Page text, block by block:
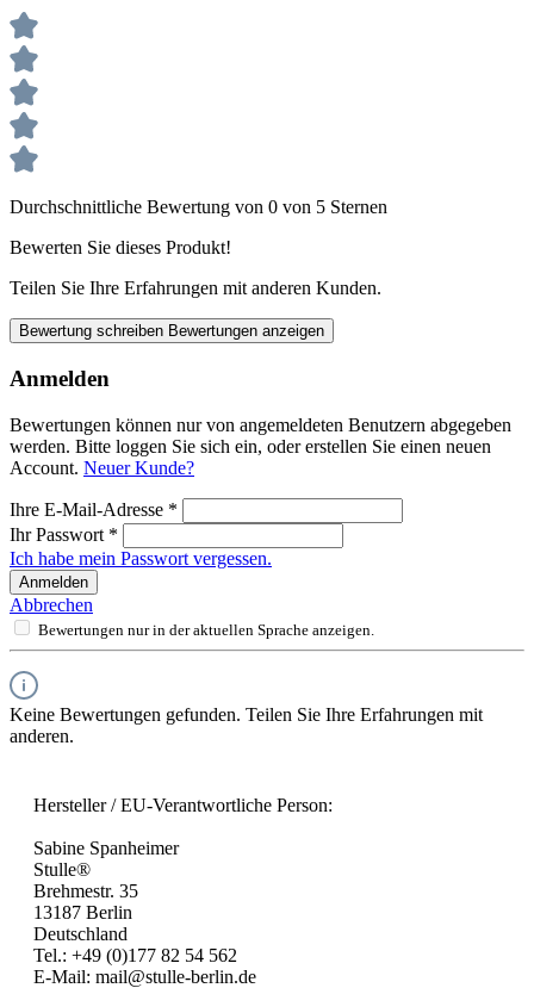
Durchschnittliche Bewertung von 0 von 5 Sternen
Bewerten Sie dieses Produkt!
Teilen Sie Ihre Erfahrungen mit anderen Kunden.
Bewertung schreiben Bewertungen anzeigen
Anmelden
Bewertungen können nur von angemeldeten Benutzern abgegeben
werden. Bitte loggen Sie sich ein, oder erstellen Sie einen neuen
Account. Neuer Kunde?
Ihre E-Mail-Adresse *
Ihr Passwort *
Ich habe mein Passwort vergessen.
Anmelden
Abbrechen
Bewertungen nur in der aktuellen Sprache anzeigen.
Keine Bewertungen gefunden. Teilen Sie Ihre Erfahrungen mit
anderen.
Hersteller / EU-Verantwortliche Person:
Sabine Spanheimer
Stulle®
Brehmestr. 35
13187 Berlin
Deutschland
Tel.: +49 (0)177 82 54 562
E-Mail: mail@stulle-berlin.de